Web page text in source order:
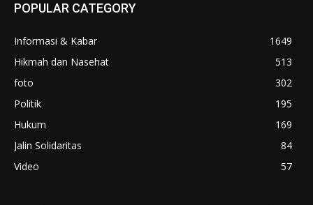
POPULAR CATEGORY
Informasi & Kabar
1649
Hikmah dan Nasehat
513
foto
302
Politik
195
Hukum
169
Jalin Solidaritas
84
Video
57